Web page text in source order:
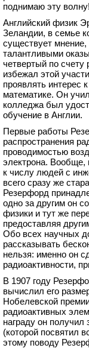
поднимаю эту
Английский физик
Зеландии, в семье
существует
талантливыми
четвертый по счету
избежал этой
проявлять интерес
математике. Он
колледжа был
обучение в Англии.
Первые работы
распространения
проводимостью
электрона. Вообще,
к числу людей с
всего сразу же
Резерфорд
одно за другим он
физики и тут же
предоставляя
Обо всех научных
рассказывать
нельзя: именно он
радиоактивности,
В 1907 году
вычислил его
Нобелевской
радиоактивных
награду он получил
(которой посвятил
этому поводу